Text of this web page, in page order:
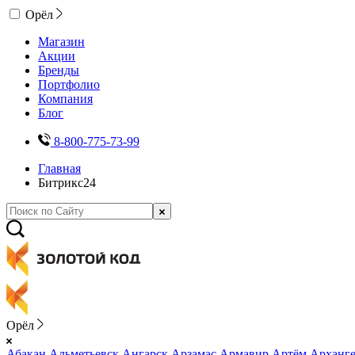
Орёл
Магазин
Акции
Бренды
Портфолио
Компания
Блог
8-800-775-73-99
Главная
Битрикс24
Орёл